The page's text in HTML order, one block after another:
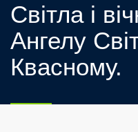
Світла і
Ангелу
Квасному.